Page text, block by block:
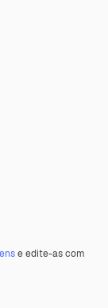
e edite-as com